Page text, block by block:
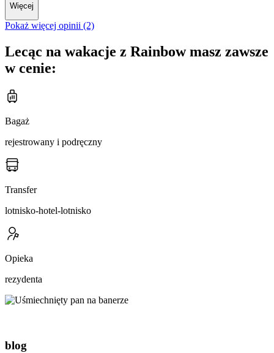
Więcej
Pokaż więcej opinii (2)
Lecąc na wakacje z Rainbow masz zawsze
w cenie:
Bagaż
rejestrowany i podręczny
Transfer
lotnisko-hotel-lotnisko
Opieka
rezydenta
blog